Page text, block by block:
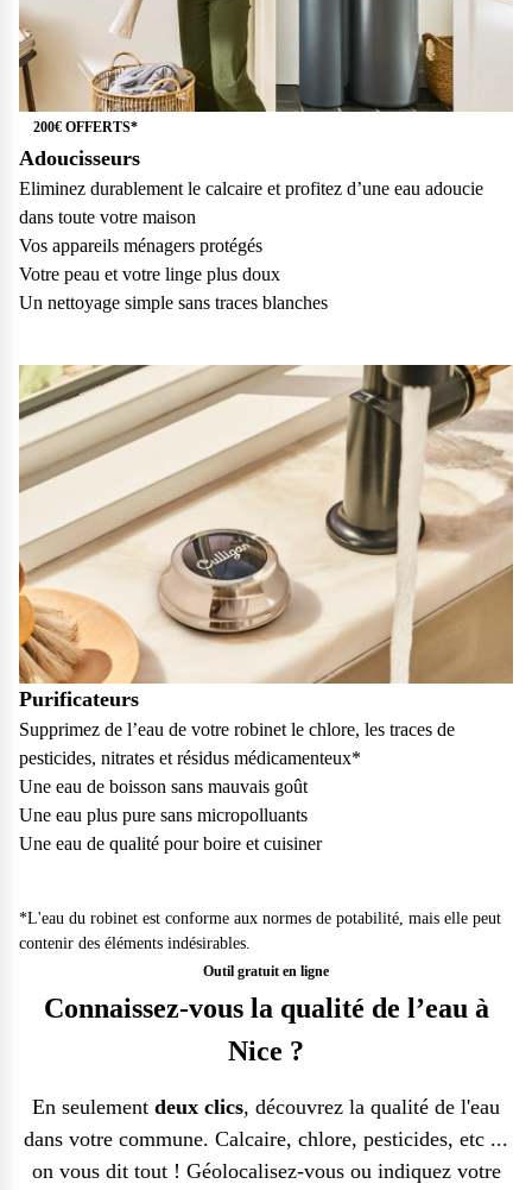
200€ OFFERTS*
Adoucisseurs
Eliminez durablement le calcaire et profitez d’une eau adoucie
dans toute votre maison
Vos appareils ménagers protégés
Votre peau et votre linge plus doux
Un nettoyage simple sans traces blanches
Purificateurs
Supprimez de l’eau de votre robinet le chlore, les traces de
pesticides, nitrates et résidus médicamenteux*
Une eau de boisson sans mauvais goût
Une eau plus pure sans micropolluants
Une eau de qualité pour boire et cuisiner
*L'eau du robinet est conforme aux normes de potabilité, mais elle peut
contenir des éléments indésirables.
Outil gratuit en ligne
Connaissez-vous la qualité de l’eau à
Nice ?
En seulement deux clics, découvrez la qualité de l'eau
dans votre commune. Calcaire, chlore, pesticides, etc ...
on vous dit tout ! Géolocalisez-vous ou indiquez votre
Questions fréquentes
Consultez notre page de FAQ pour trouver toutes les réponses à
vos questions.
Service après-vente
Vous avez des demandes sur l’entretien, le suivi et le dépannage
de votre matériel ? Culligan est là pour vous